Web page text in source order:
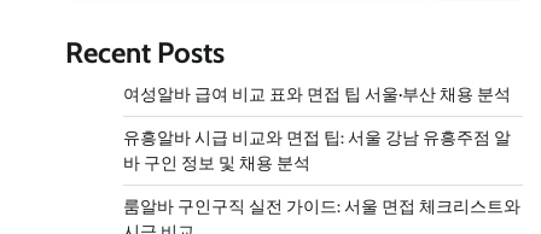
Recent Posts
여성알바 급여 비교 표와 면접 팁 서울·부산 채용 분석
유흥알바 시급 비교와 면접 팁: 서울 강남 유흥주점 알
바 구인 정보 및 채용 분석
룸알바 구인구직 실전 가이드: 서울 면접 체크리스트와